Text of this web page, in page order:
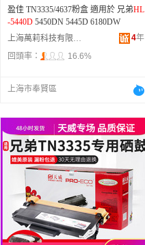
盈佳 TN3335/4637粉盒 適用於 兄弟HL
-5440D 5450DN 5445D 6180DW
上海萬莉科技有限公司
4年
回頭率：
16.6%
上海市奉賢區